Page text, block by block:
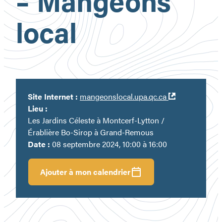
local
Ajouter à mon calendrier
Date : 08 septembre 2024, 10:00 à 16:00
Lieu :
Les Jardins Céleste à Montcerf-Lytton /
Érablière Bo-Sirop à Grand-Remous
Site Internet : mangeonslocal.upa.qc.ca
Ouvre